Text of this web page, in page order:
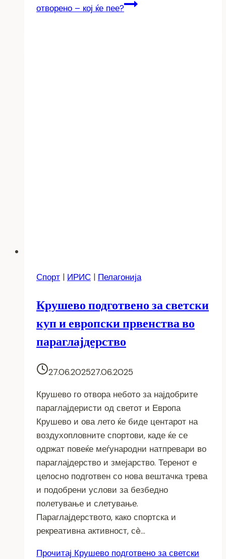
отворено – кој ќе пее?
Спорт | ИРИС | Пелагонија
Крушево подготвено за светски
куп и европски првенства во
параглајдерство
27.06.202527.06.2025
Крушево го отвора небото за најдобрите
параглајдеристи од светот и Европа
Крушево и ова лето ќе биде центарот на
воздухопловните спортови, каде ќе се
одржат повеќе меѓународни натпревари во
параглајдерство и змејарство. Теренот е
целосно подготвен со нова вештачка трева
и подобрени услови за безбедно
полетување и слетување.
Параглајдерството, како спортска и
рекреативна активност, сè…
Прочитај Крушево подготвено за светски